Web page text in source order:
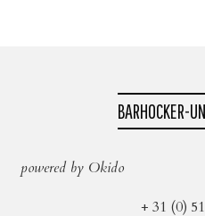
BARHOCKER-
powered by Okido
+ 31 (0)